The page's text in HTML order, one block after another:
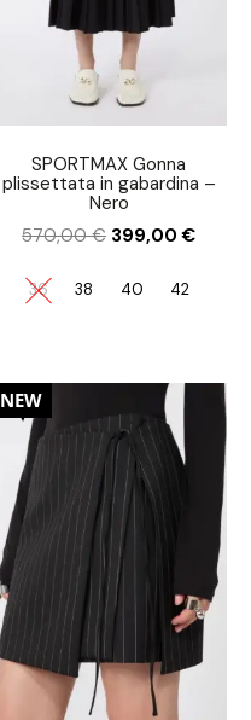
SPORTMAX Gonna
plissettata in gabardina –
Nero
570,00€ 399,00€
36 38 40 42
30%
NEW